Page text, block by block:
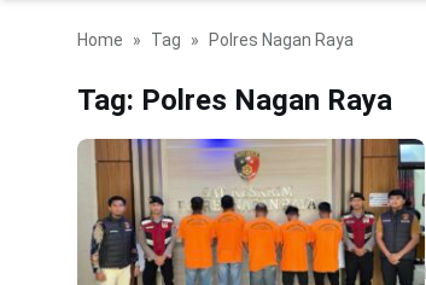
Home Tag Polres Nagan Raya
Tag: Polres Nagan Raya